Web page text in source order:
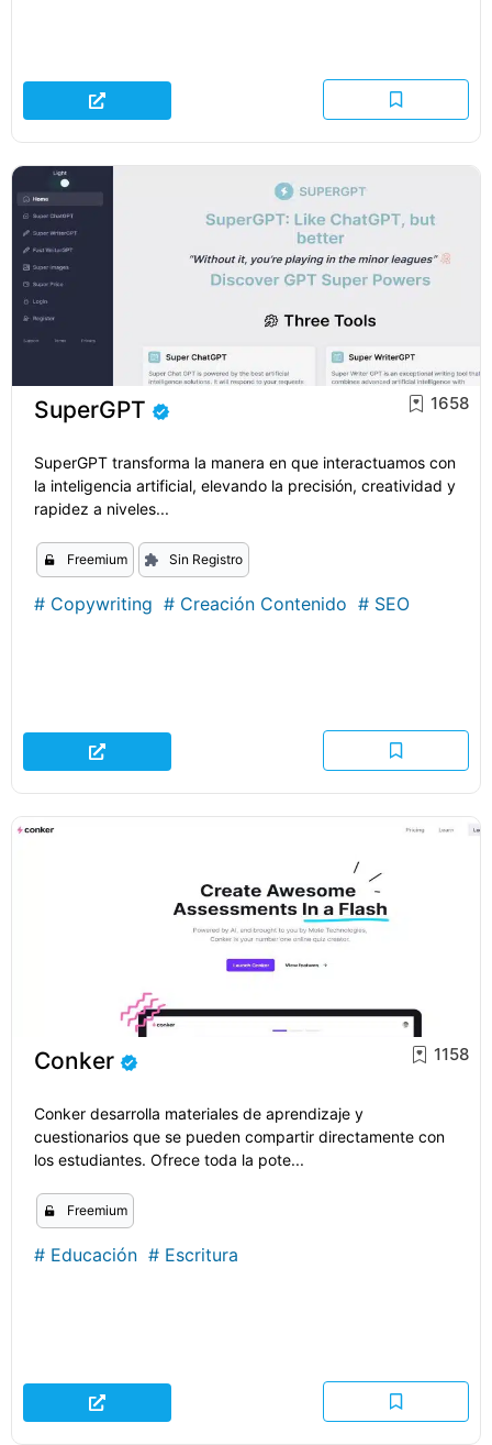
SuperGPT 1658
SuperGPT transforma la manera en que interactuamos con
la inteligencia artificial, elevando la precisión, creatividad y
rapidez a niveles...
Freemium Sin Registro
# Copywriting # Creación Contenido # SEO
Conker 1158
Conker desarrolla materiales de aprendizaje y
cuestionarios que se pueden compartir directamente con
los estudiantes. Ofrece toda la pote...
Freemium
# Educación # Escritura